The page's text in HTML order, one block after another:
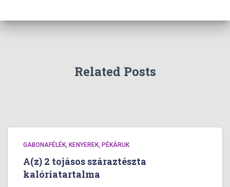
Related Posts
GABONAFÉLÉK, KENYEREK, PÉKÁRUK
A(z) 2 tojásos száraztészta
kalóriatartalma